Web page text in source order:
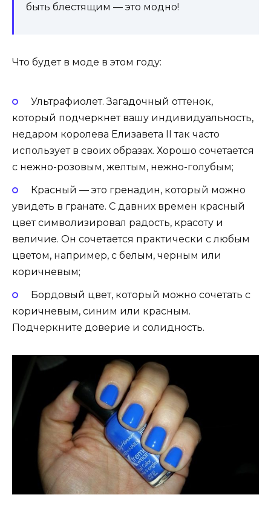
быть блестящим — это модно!
Что будет в моде в этом году:
Ультрафиолет. Загадочный оттенок,
который подчеркнет вашу индивидуальность,
недаром королева Елизавета II так часто
использует в своих образах. Хорошо сочетается
с нежно-розовым, желтым, нежно-голубым;
Красный — это гренадин, который можно
увидеть в гранате. С давних времен красный
цвет символизировал радость, красоту и
величие. Он сочетается практически с любым
цветом, например, с белым, черным или
коричневым;
Бордовый цвет, который можно сочетать с
коричневым, синим или красным.
Подчеркните доверие и солидность.